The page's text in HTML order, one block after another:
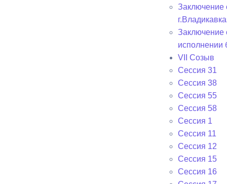
Заключение
Заключение
исполнении
VII Созыв
Сессия 31
Сессия 38
Сессия 55
Сессия 58
Сессия 1
Сессия 11
Сессия 12
Сессия 15
Сессия 16